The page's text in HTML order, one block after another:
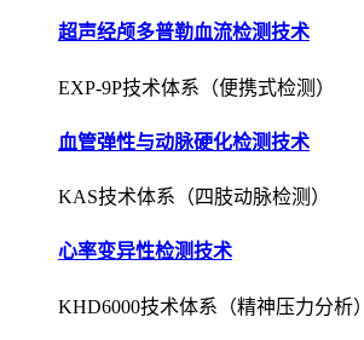
超声经颅多普勒血流检测技术
EXP-9P技术体系（便携式检测）
血管弹性与动脉硬化检测技术
KAS技术体系（四肢动脉检测）
心率变异性检测技术
KHD6000技术体系（精神压力分析）